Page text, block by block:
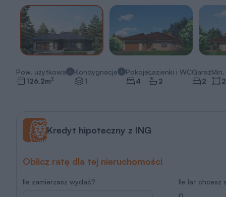
Pow. użytkowa
126,2m2
Kondygnacje
1
Pokoje
4
Łazienki i WC
2
Garaż
2
Min.
Kredyt hipoteczny z ING
Oblicz ratę dla tej nieruchomości
Ile zamierzasz wydać?
Ile lat chcesz